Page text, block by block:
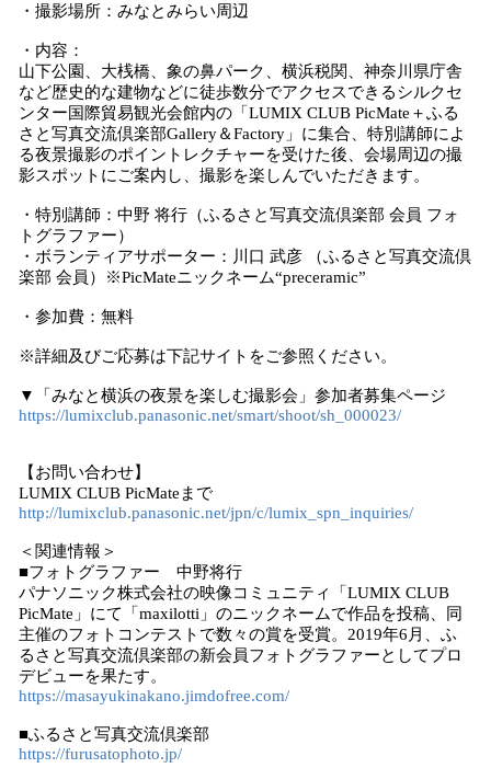
・撮影場所：みなとみらい周辺
・内容：
山下公園、大桟橋、象の鼻パーク、横浜税関、神奈川県庁舎
など歴史的な建物などに徒歩数分でアクセスできるシルクセ
ンター国際貿易観光会館内の「LUMIX CLUB PicMate＋ふる
さと写真交流倶楽部Gallery＆Factory」に集合、特別講師によ
る夜景撮影のポイントレクチャーを受けた後、会場周辺の撮
影スポットにご案内し、撮影を楽しんでいただきます。
・特別講師：中野 将行（ふるさと写真交流倶楽部 会員 フォ
トグラファー）
・ボランティアサポーター：川口 武彦 （ふるさと写真交流倶
楽部 会員）※PicMateニックネーム“preceramic”
・参加費：無料
※詳細及びご応募は下記サイトをご参照ください。
▼「みなと横浜の夜景を楽しむ撮影会」参加者募集ページ
https://lumixclub.panasonic.net/smart/shoot/sh_000023/
【お問い合わせ】
LUMIX CLUB PicMateまで
http://lumixclub.panasonic.net/jpn/c/lumix_spn_inquiries/
＜関連情報＞
■フォトグラファー 中野将行
パナソニック株式会社の映像コミュニティ「LUMIX CLUB
PicMate」にて「maxilotti」のニックネームで作品を投稿、同
主催のフォトコンテストで数々の賞を受賞。2019年6月、ふ
るさと写真交流倶楽部の新会員フォトグラファーとしてプロ
デビューを果たす。
https://masayukinakano.jimdofree.com/
■ふるさと写真交流倶楽部
https://furusatophoto.jp/